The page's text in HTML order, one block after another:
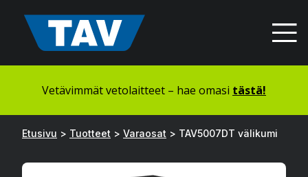
sisältöön
Vetävimmät vetolaitteet – hae omasi tästä!
Etusivu > Tuotteet > Varaosat > TAV5007DT välikumi